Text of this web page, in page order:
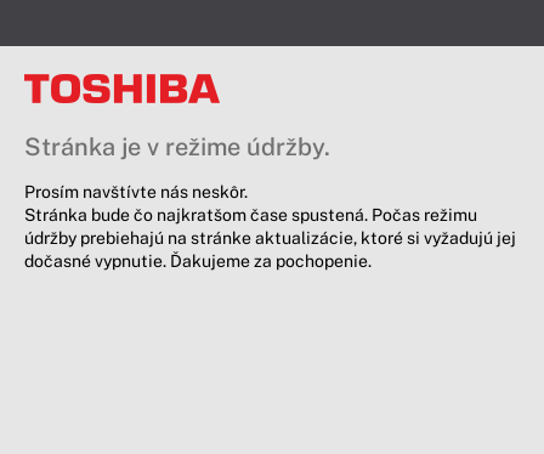
Stránka je v režime údržby.
Prosím navštívte nás neskôr.
Stránka bude čo najkratšom čase spustená. Počas režimu
údržby prebiehajú na stránke aktualizácie, ktoré si vyžadujú jej
dočasné vypnutie. Ďakujeme za pochopenie.